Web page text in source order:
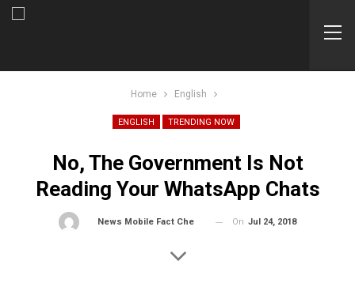
Home English
ENGLISH TRENDING NOW
No, The Government Is Not
Reading Your WhatsApp Chats
News Mobile Fact Check Bureau On Jul 24, 2018